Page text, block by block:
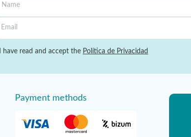
I have read and accept the Política de Privacidad
Payment methods